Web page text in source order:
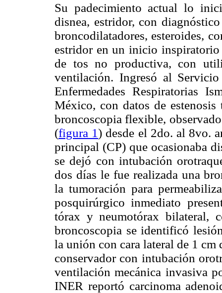
Su padecimiento actual lo
disnea, estridor, con
broncodilatadores, esteroides,
estridor en un inicio inspiratorio
de tos no productiva, con
ventilación. Ingresó al
Enfermedades Respiratorias
México, con datos de
broncoscopia flexible,
(figura 1) desde el 2do. al 8vo.
principal (CP) que ocasionaba
se dejó con intubación
dos días le fue realizada una
la tumoración para
posquirúrgico inmediato
tórax y neumotórax bilateral,
broncoscopia se identificó
la unión con cara lateral de 1 cm
conservador con intubación
ventilación mecánica invasiva
INER reportó carcinoma